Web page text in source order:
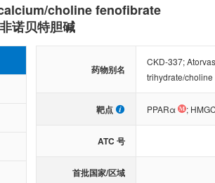
choline fenofibrate
诺贝特胆碱
药物别名
CKD-337;
trihydrate/
靶点 PPARα ;
ATC 号
首批国家/区域